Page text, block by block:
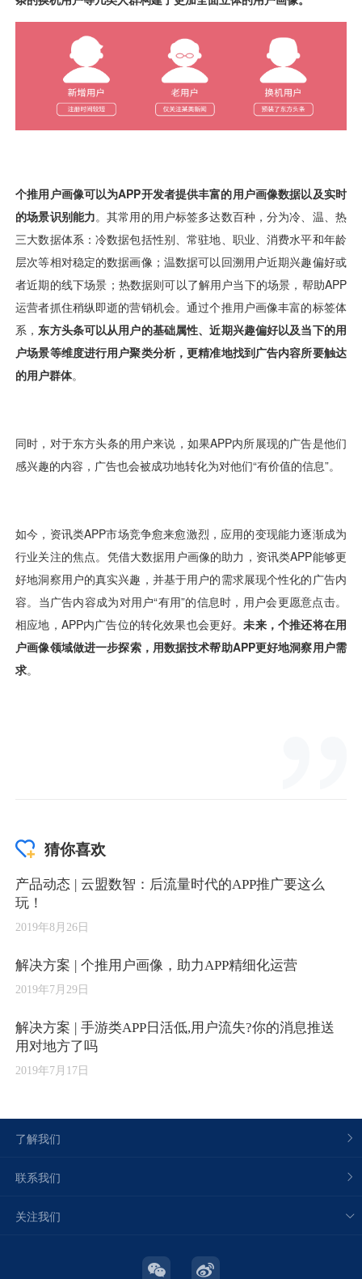
猜你喜欢
产品动态 | 云盟数智：后流量时代的APP推广要这么
玩！
2019年8月26日
解决方案 | 个推用户画像，助力APP精细化运营
2019年7月29日
解决方案 | 手游类APP日活低,用户流失?你的消息推送
用对地方了吗
2019年7月17日
了解我们
联系我们
关注我们